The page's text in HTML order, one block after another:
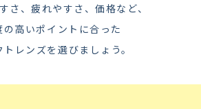
さ、疲れやすさ、価格など、
の高いポイントに合った
レンズを選びましょう。